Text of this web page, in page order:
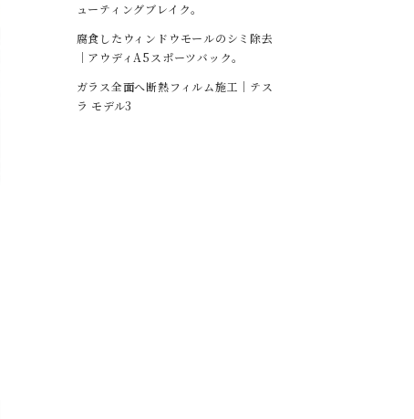
ューティングブレイク。
腐食したウィンドウモールのシミ除去
｜アウディA5スポーツバック。
ガラス全面へ断熱フィルム施工｜テス
ラ モデル3